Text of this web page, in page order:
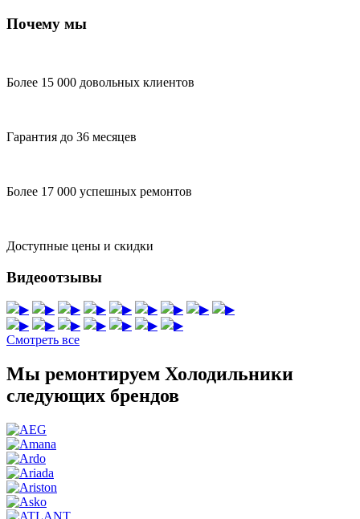
Почему мы
Более 15 000 довольных клиентов
Гарантия до 36 месяцев
Более 17 000 успешных ремонтов
Доступные цены и скидки
Видеоотзывы
▶ ▶ ▶ ▶ ▶ ▶ ▶ ▶
▶
▶
▶ ▶ ▶ ▶ ▶
▶
Смотреть все
Мы ремонтируем Холодильники
следующих брендов